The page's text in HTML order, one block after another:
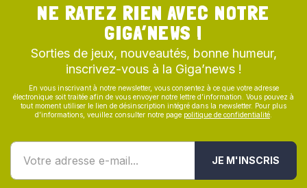
NE RATEZ RIEN AVEC NOTRE
GIGA’NEWS !
Sorties de jeux, nouveautés, bonne humeur,
inscrivez-vous à la Giga’news !
En vous inscrivant à notre newsletter, vous consentez à ce que votre adresse
électronique soit traitée afin de vous envoyer notre lettre d’information. Vous pouvez à
tout moment utiliser le lien de désinscription intégré dans la newsletter. Pour plus
d’informations, veuillez consulter notre page politique de confidentialité
JE M'INSCRIS